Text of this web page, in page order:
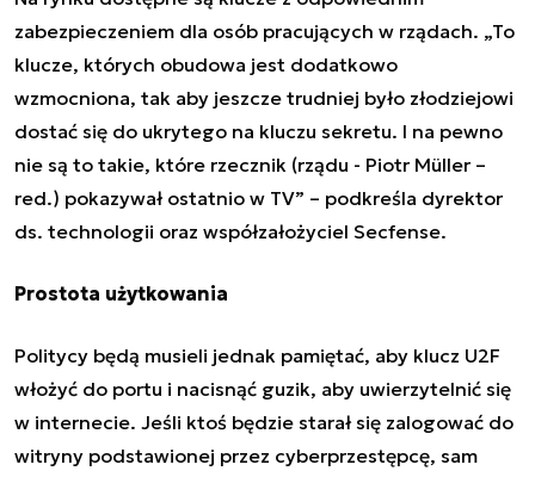
zabezpieczeniem dla osób pracujących w rządach. „To
klucze, których obudowa jest dodatkowo
wzmocniona, tak aby jeszcze trudniej było złodziejowi
dostać się do ukrytego na kluczu sekretu. I na pewno
nie są to takie, które rzecznik (rządu - Piotr Müller –
red.) pokazywał ostatnio w TV” – podkreśla dyrektor
ds. technologii oraz współzałożyciel Secfense.
Prostota użytkowania
Politycy będą musieli jednak pamiętać, aby klucz U2F
włożyć do portu i nacisnąć guzik, aby uwierzytelnić się
w internecie. Jeśli ktoś będzie starał się zalogować do
witryny podstawionej przez cyberprzestępcę, sam